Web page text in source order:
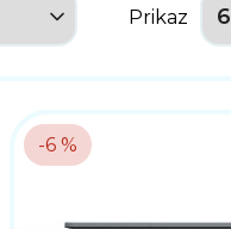
Prikaz
-6 %